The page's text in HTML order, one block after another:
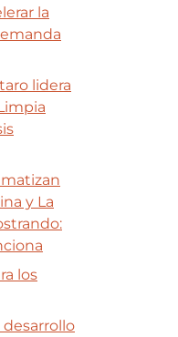
la
lidera
y La
los